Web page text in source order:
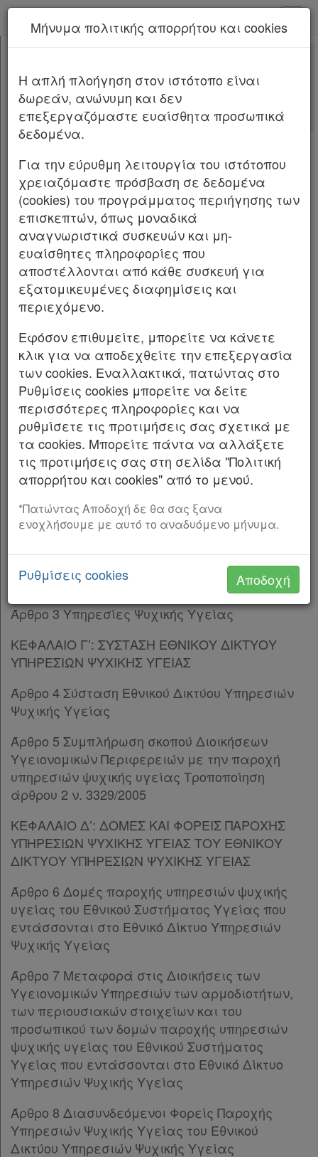
Κεφαλίδα
Σώμα [-]
ΜΕΡΟΣ Α’ [-]
ΚΕΦΑΛΑΙΟ Α’
Άρθρο 2
ΚΕΦΑΛΑΙΟ Β’ [-]
Άρθρο 3 [-]
Παρ.1
Παρ.2
Παρ.3
Παρ.4
ΚΕΦΑΛΑΙΟ Γ’ [-]
Άρθρο 4
Παρ.1
Παρ.2
Άρθρο 5
ΚΕΦΑΛΑΙΟ Δ’ [-]
Άρθρο 6 [-]
Παρ.1
Παρ.2
Παρ.3
Παρ.4
Παρ.5
Άρθρο 7 [-]
Παρ.1
Παρ.4
Παρ.6
Παρ.8
Παρ.9
Παρ.10
Άρθρο 8
Άρθρο 9
Άρθρο 10 [-]
Παρ.1
Παρ.2
Παρ.3
ΚΕΦΑΛΑΙΟ Ε [-]
Άρθρο 11
Άρθρο 12
Άρθρο 14
ΚΕΦΑΛΑΙΟ ΣΤ’ [-]
Άρθρο 15
Άρθρο 16
Άρθρο 17
[-]
Παρ.1
Παρ.2
Άρθρο 18
ΚΕΦΑΛΑΙΟ Ζ’ [-]
Άρθρο 19
Άρθρο 20
Άρθρο 21
ΚΕΦΑΛΑΙΟ Η’ [-]
Άρθρο 22
Άρθρο 23
Νέα υπηρεσία Kodiko Assistant.Περισσότερα
Νόμος 5129/2024
Αλλαγές που επέφερε
Σχετικά: 2
Με τις
απότο Νόμο 5326/2026
NOMOΣ ΥΠ’ ΑΡΙΘΜ. 5129
Ολοκλήρωση της ψυχιατρικής
μεταρρύθμισης.
Η ΠΡΟΕΔΡΟΣ
ΤΗΣ ΕΛΛΗΝΙΚΗΣ ΔΗΜΟΚΡΑΤΙΑΣ
Εκδίδομε τον ακόλουθο νόμο που ψήφισε η
Βουλή:
ΠΙΝΑΚΑΣ ΠΕΡΙΕΧΟΜΕΝΩΝ
ΜΕΡΟΣ Α’: ΕΘΝΙΚΟ ΔΙΚΤΥΟ ΥΠΗΡΕΣΙΩΝ
ΨΥΧΙΚΗΣ ΥΓΕΙΑΣ
ΚΕΦΑΛΑΙΟ Α’: ΓΕΝΙΚΕΣ ΔΙΑΤΑΞΕΙΣ
Άρθρο 1 Σκοπός
Άρθρο 2 Αντικείμενο
ΚΕΦΑΛΑΙΟ Β’: ΓΕΝΙΚΕΣ ΑΡΧΕΣ ΠΑΡΟΧΗΣ
ΥΠΗΡΕΣΙΩΝ ΨΥΧΙΚΗΣ ΥΓΕΙΑΣ
Άρθρο 3 Υπηρεσίες Ψυχικής Υγείας
ΚΕΦΑΛΑΙΟ Γ’: ΣΥΣΤΑΣΗ ΕΘΝΙΚΟΥ ΔΙΚΤΥΟΥ
ΥΠΗΡΕΣΙΩΝ ΨΥΧΙΚΗΣ ΥΓΕΙΑΣ
Άρθρο 4 Σύσταση Εθνικού Δικτύου Υπηρεσιών
Ψυχικής Υγείας
Άρθρο 5 Συμπλήρωση σκοπού Διοικήσεων
Υγειονομικών Περιφερειών με την παροχή
υπηρεσιών ψυχικής υγείας Τροποποίηση
άρθρου 2 ν. 3329/2005
ΚΕΦΑΛΑΙΟ Δ’: ΔΟΜΕΣ ΚΑΙ ΦΟΡΕΙΣ ΠΑΡΟΧΗΣ
ΥΠΗΡΕΣΙΩΝ ΨΥΧΙΚΗΣ ΥΓΕΙΑΣ ΤΟΥ ΕΘΝΙΚΟΥ
ΔΙΚΤΥΟΥ ΥΠΗΡΕΣΙΩΝ ΨΥΧΙΚΗΣ ΥΓΕΙΑΣ
Άρθρο 6 Δομές παροχής υπηρεσιών ψυχικής
υγείας του Εθνικού Συστήματος Υγείας που
εντάσσονται στο Εθνικό Δίκτυο Υπηρεσιών
Ψυχικής Υγείας
Άρθρο 7 Μεταφορά στις Διοικήσεις των
Υγειονομικών Υπηρεσιών των αρμοδιοτήτων,
των περιουσιακών στοιχείων και του
προσωπικού των δομών παροχής υπηρεσιών
ψυχικής υγείας του Εθνικού Συστήματος
Υγείας που εντάσσονται στο Εθνικό Δίκτυο
Υπηρεσιών Ψυχικής Υγείας
Άρθρο 8 Διασυνδεόμενοι Φορείς Παροχής
Υπηρεσιών Ψυχικής Υγείας του Εθνικού
Δικτύου Υπηρεσιών Ψυχικής Υγείας
Μήνυμα πολιτικής απορρήτου και cookies
H απλή πλοήγηση στον ιστότοπο είναι
δωρεάν, ανώνυμη και δεν
επεξεργαζόμαστε ευαίσθητα προσωπικά
δεδομένα.
Για την εύρυθμη λειτουργία του ιστότοπου
χρειαζόμαστε πρόσβαση σε δεδομένα
(cookies) του προγράμματος περιήγησης των
επισκεπτών, όπως μοναδικά
αναγνωριστικά συσκευών και μη-
ευαίσθητες πληροφορίες που
αποστέλλονται από κάθε συσκευή για
εξατομικευμένες διαφημίσεις και
περιεχόμενο.
Εφόσον επιθυμείτε, μπορείτε να κάνετε
κλικ για να αποδεχθείτε την επεξεργασία
των cookies. Εναλλακτικά, πατώντας στο
Ρυθμίσεις cookies μπορείτε να δείτε
περισσότερες πληροφορίες και να
ρυθμίσετε τις προτιμήσεις σας σχετικά με
τα cookies. Μπορείτε πάντα να αλλάξετε
τις προτιμήσεις σας στη σελίδα "Πολιτική
απορρήτου και cookies" από το μενού.
*Πατώντας Αποδοχή δε θα σας ξανα
ενοχλήσουμε με αυτό το αναδυόμενο μήνυμα.
Ρυθμίσεις cookies Αποδοχή